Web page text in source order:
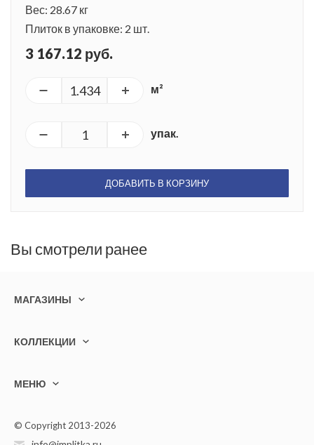
Вес: 28.67 кг
Плиток в упаковке: 2 шт.
3 167.12 руб.
м²
упак.
ДОБАВИТЬ В КОРЗИНУ
Вы смотрели ранее
МАГАЗИНЫ
КОЛЛЕКЦИИ
МЕНЮ
© Copyright 2013-2026